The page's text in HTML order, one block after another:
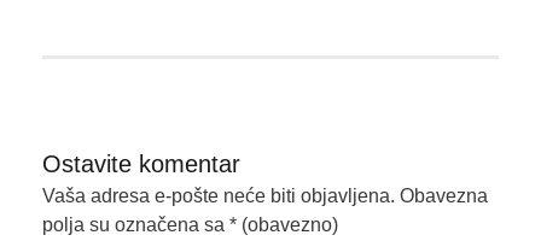
Ostavite komentar
Vaša adresa e-pošte neće biti objavljena. Obavezna
polja su označena sa * (obavezno)